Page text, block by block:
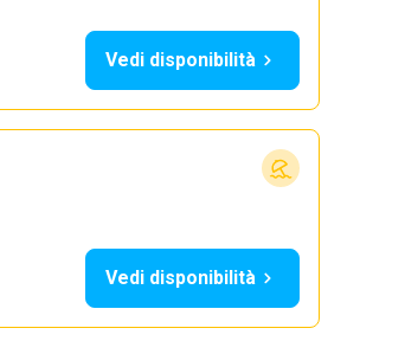
Vedi disponibilità
Vedi disponibilità